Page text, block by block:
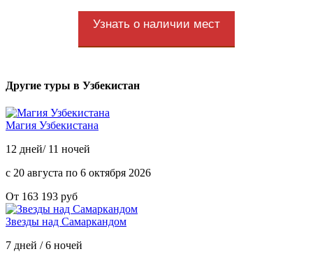
Узнать о наличии мест
Другие туры в Узбекистан
Магия Узбекистана
12 дней/ 11 ночей
с 20 августа по 6 октября 2026
От 163 193 руб
Звезды над Самаркандом
7 дней / 6 ночей